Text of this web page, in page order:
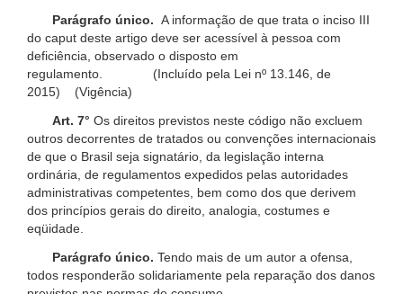
Parágrafo único. A informação de que trata o inciso III
do caput deste artigo deve ser acessível à pessoa com
deficiência, observado o disposto em
regulamento. (Incluído pela Lei nº 13.146, de
2015) (Vigência)
Art. 7° Os direitos previstos neste código não excluem
outros decorrentes de tratados ou convenções internacionais
de que o Brasil seja signatário, da legislação interna
ordinária, de regulamentos expedidos pelas autoridades
administrativas competentes, bem como dos que derivem
dos princípios gerais do direito, analogia, costumes e
eqüidade.
Parágrafo único. Tendo mais de um autor a ofensa,
todos responderão solidariamente pela reparação dos danos